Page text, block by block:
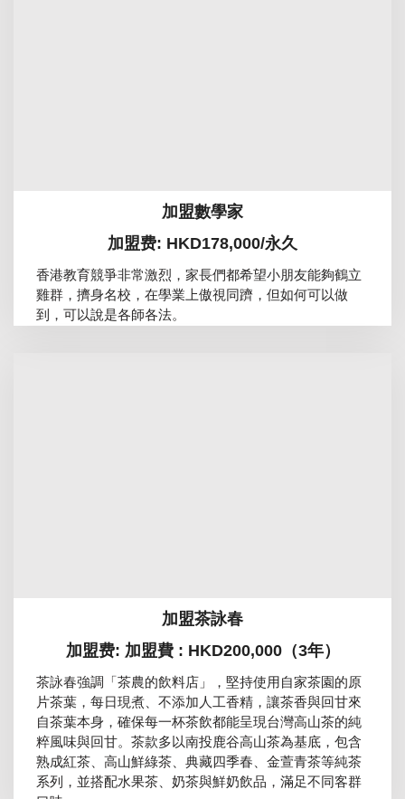
加盟數學家
加盟费: HKD178,000/永久
香港教育競爭非常激烈，家長們都希望小朋友能夠鶴立
雞群，擠身名校，在學業上傲視同躋，但如何可以做
到，可以說是各師各法。
加盟茶詠春
加盟费: 加盟費 : HKD200,000（3年）
茶詠春強調「茶農的飲料店」，堅持使用自家茶園的原
片茶葉，每日現煮、不添加人工香精，讓茶香與回甘來
自茶葉本身，確保每一杯茶飲都能呈現台灣高山茶的純
粹風味與回甘。茶款多以南投鹿谷高山茶為基底，包含
熟成紅茶、高山鮮綠茶、典藏四季春、金萱青茶等純茶
系列，並搭配水果茶、奶茶與鮮奶飲品，滿足不同客群